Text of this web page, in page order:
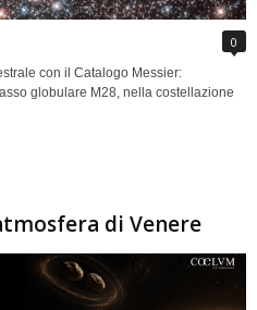
0
con il Catalogo Messier:
globulare M28, nella costellazione
di Venere